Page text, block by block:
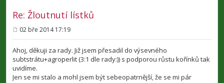
Re: Žloutnutí lístků
ř
í
s
p
ě
v
02 bře 2014 17:19
Ahoj, děkuji za rady. Již jsem přesadil do výsevného
subtstrátu+agroperlit (3:1 dle rady:)) s podporou růstu kořínků tak
uvidíme.
Jen se mi stalo a mohl jsem být sebeopatrnější, že se mi pár